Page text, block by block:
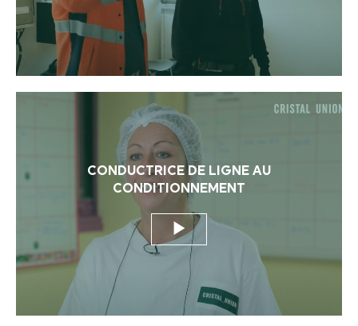
CONDUCTRICE DE LIGNE AU
CONDITIONNEMENT